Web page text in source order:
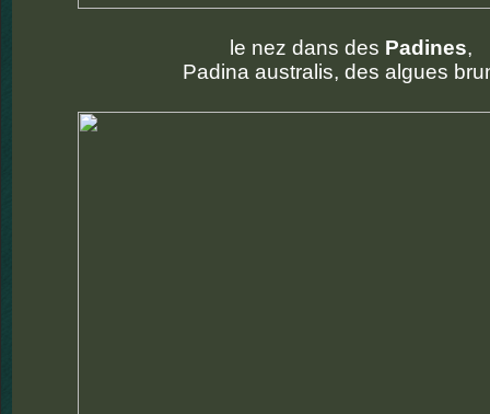
le nez dans des Padines,
Padina australis, des algues